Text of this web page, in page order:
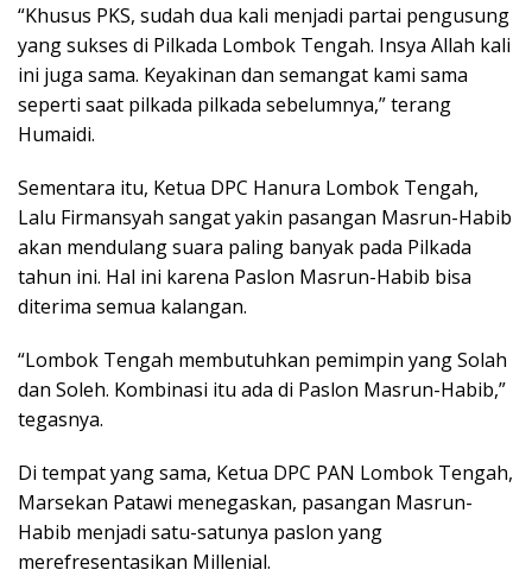
“Khusus PKS, sudah dua kali menjadi partai pengusung
yang sukses di Pilkada Lombok Tengah. Insya Allah kali
ini juga sama. Keyakinan dan semangat kami sama
seperti saat pilkada pilkada sebelumnya,” terang
Humaidi.
Sementara itu, Ketua DPC Hanura Lombok Tengah,
Lalu Firmansyah sangat yakin pasangan Masrun-Habib
akan mendulang suara paling banyak pada Pilkada
tahun ini. Hal ini karena Paslon Masrun-Habib bisa
diterima semua kalangan.
“Lombok Tengah membutuhkan pemimpin yang Solah
dan Soleh. Kombinasi itu ada di Paslon Masrun-Habib,”
tegasnya.
Di tempat yang sama, Ketua DPC PAN Lombok Tengah,
Marsekan Patawi menegaskan, pasangan Masrun-
Habib menjadi satu-satunya paslon yang
merefresentasikan Millenial.